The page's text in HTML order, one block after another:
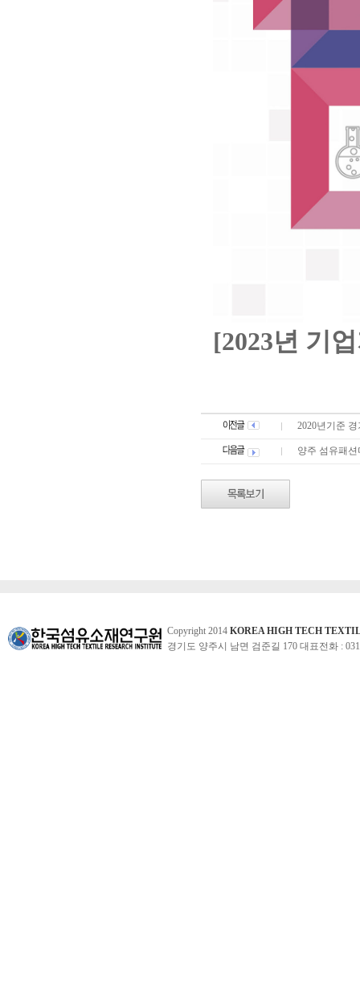
[2023년 기
2020년기준
양주 섬유패
Copyright 2014 KOREA HIGH TECH
경기도 양주시 남면 검준길 170 대표전화 :